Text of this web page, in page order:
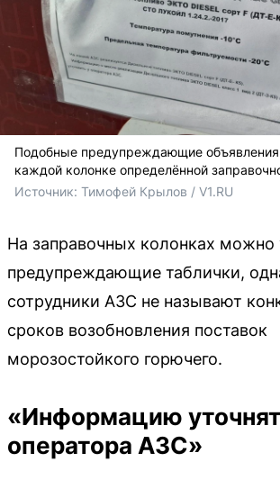
Подобные предупреждающие
каждой колонке определённой
Источник: Тимофей Крылов / V1.RU
На заправочных колонках можно
предупреждающие таблички,
сотрудники АЗС не называют
сроков возобновления поставок
морозостойкого горючего.
«Информацию
оператора АЗС»